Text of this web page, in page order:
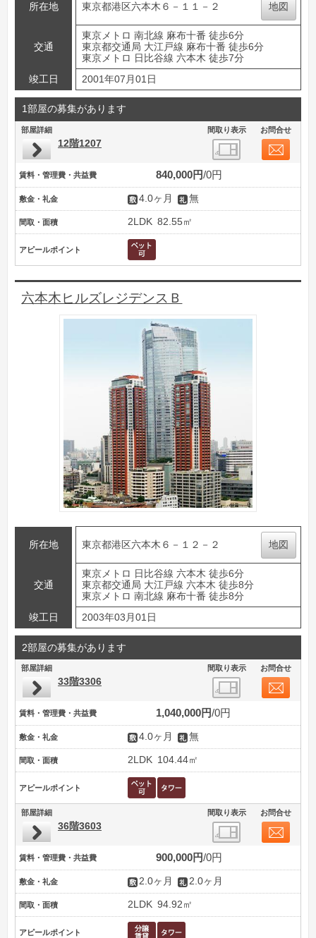
所在地 東京都港区六本木６－１１－２ 地図
交通
東京メトロ 南北線 麻布十番 徒歩6分
東京都交通局 大江戸線 麻布十番 徒歩6分
東京メトロ 日比谷線 六本木 徒歩7分
竣工日
2001年07月01日
1部屋の募集があります
部屋詳細 間取り表示 お問合せ
12階1207
賃料・管理費・共益費 840,000円 0円
敷金・礼金 4.0ヶ月 無
間取・面積 2LDK 82.55㎡
アピールポイント
六本木ヒルズレジデンスＢ
所在地 東京都港区六本木６－１２－２ 地図
交通
東京メトロ 日比谷線 六本木 徒歩6分
東京都交通局 大江戸線 六本木 徒歩8分
東京メトロ 南北線 麻布十番 徒歩8分
竣工日
2003年03月01日
2部屋の募集があります
部屋詳細 間取り表示 お問合せ
33階3306
賃料・管理費・共益費 1,040,000円 0円
敷金・礼金 4.0ヶ月 無
間取・面積 2LDK 104.44㎡
アピールポイント
部屋詳細 間取り表示 お問合せ
36階3603
賃料・管理費・共益費 900,000円 0円
敷金・礼金 2.0ヶ月 2.0ヶ月
間取・面積 2LDK 94.92㎡
アピールポイント